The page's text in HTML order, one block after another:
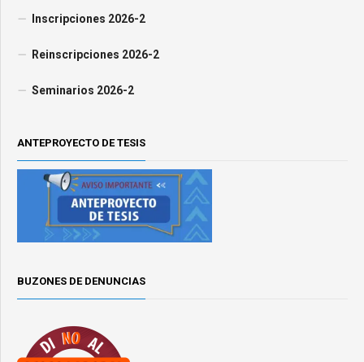
Inscripciones 2026-2
Reinscripciones 2026-2
Seminarios 2026-2
ANTEPROYECTO DE TESIS
BUZONES DE DENUNCIAS